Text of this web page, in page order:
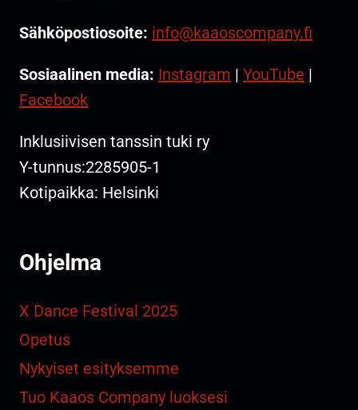
Sähköpostiosoite: info@kaaoscompany.fi
Sosiaalinen media: Instagram | YouTube |
Facebook
Inklusiivisen tanssin tuki ry
Y-tunnus:2285905-1
Kotipaikka: Helsinki
Ohjelma
X Dance Festival 2025
Opetus
Nykyiset esityksemme
Tuo Kaaos Company luoksesi